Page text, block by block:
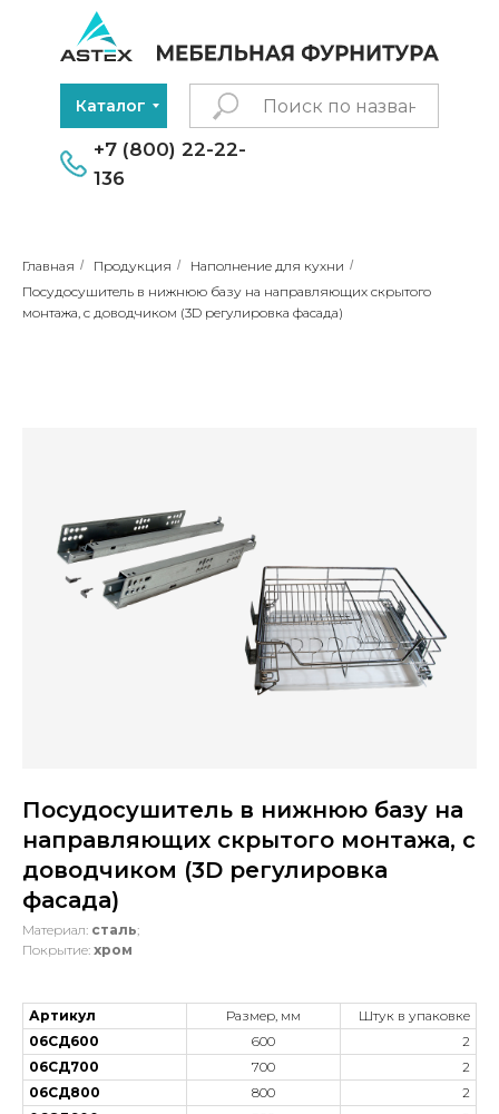
+7 (800) 22-22-
136
Каталог
Главная / Продукция / Наполнение для кухни /
Посудосушитель в нижнюю базу на направляющих скрытого
монтажа, с доводчиком (3D регулировка фасада)
Посудосушитель в нижнюю базу на
направляющих скрытого монтажа, с
доводчиком (3D регулировка
фасада)
Материал: сталь;
Покрытие: хром
Артикул Размер, мм
Штук в упаковке
06СД600
600
2
06СД700
700
2
06СД800
800
2